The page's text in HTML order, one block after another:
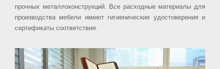
прочных металлоконструкций. Все расходные материалы для
производства мебели имеют гигиенические удостоверения и
сертификаты соответствия.